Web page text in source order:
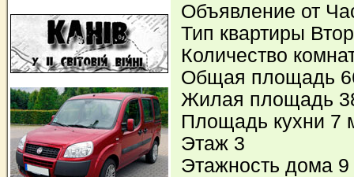
Объявление от
Тип квартиры
Количество
Общая площадь
Жилая площадь
Площадь кухни 7
Этаж 3
Этажность дома 9